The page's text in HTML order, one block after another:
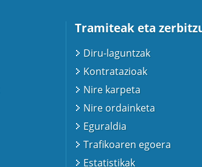
Tramiteak eta
Diru-laguntzak
Kontratazioak
Nire karpeta
Nire ordainketa
Eguraldia
Trafikoaren egoera
Estatistikak